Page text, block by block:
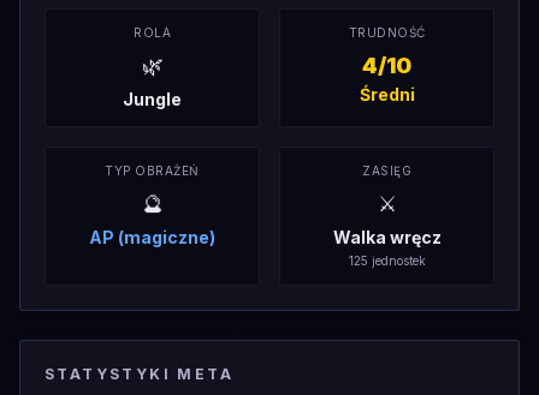
ROLA
🌿
Jungle
TRUDNOŚĆ
4/10
Średni
TYP OBRAŻEŃ
🔮
AP (magiczne)
ZASIĘG
⚔️
Walka wręcz
125 jednostek
STATYSTYKI META